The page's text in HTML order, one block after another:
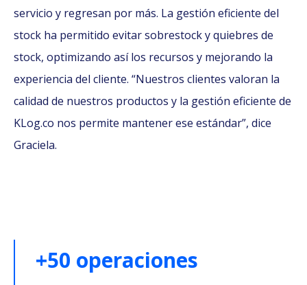
+50 operaciones
servicio y regresan por más. La gestión eficiente del
stock ha permitido evitar sobrestock y quiebres de
stock, optimizando así los recursos y mejorando la
experiencia del cliente. “Nuestros clientes valoran la
calidad de nuestros productos y la gestión eficiente de
KLog.co nos permite mantener ese estándar”, dice
Graciela.